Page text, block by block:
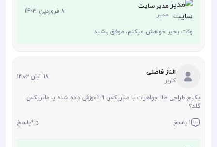
مدیر سایت
مدیر 8 فروردین 1403
وقت بخیر خواهش میکنم، موفق باشید.
الناز فاضلی
کاربر 18 آبان 1402
پکیج طراحی طلا جواهرات با ماتریکس 9 آموزش داده شده یا ماتریکس
گلد؟
1 پاسخ پاسخ